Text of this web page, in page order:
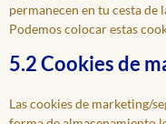
permanecen en tu cesta de
Podemos colocar estas
5.2 Cookies de
Las cookies de marketing/